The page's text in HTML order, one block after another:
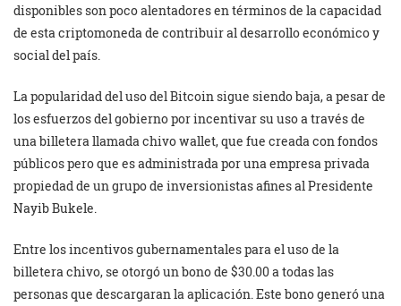
disponibles son poco alentadores en términos de la capacidad
de esta criptomoneda de contribuir al desarrollo económico y
social del país.
La popularidad del uso del Bitcoin sigue siendo baja, a pesar de
los esfuerzos del gobierno por incentivar su uso a través de
una billetera llamada chivo wallet, que fue creada con fondos
públicos pero que es administrada por una empresa privada
propiedad de un grupo de inversionistas afines al Presidente
Nayib Bukele.
Entre los incentivos gubernamentales para el uso de la
billetera chivo, se otorgó un bono de $30.00 a todas las
personas que descargaran la aplicación. Este bono generó una